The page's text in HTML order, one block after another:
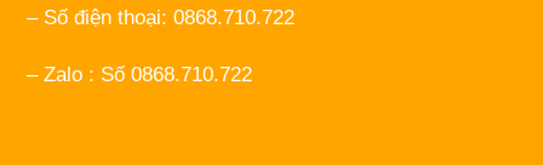
– Số điện thoại: 0868.710.722
– Zalo : Số 0868.710.722